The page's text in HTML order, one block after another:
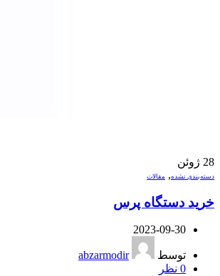
28 ژوئن
دسته‌بندی نشده, مقالات
خرید دستگاه پرس
2023-09-30
توسط
abzarmodir
0 نظر